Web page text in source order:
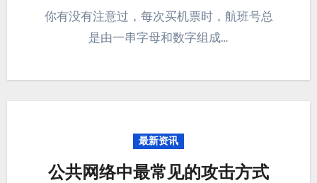
你有没有注意过，每次买机票时，航班号总
是由一串字母和数字组成…
最新资讯
公共网络中最常见的攻击方式